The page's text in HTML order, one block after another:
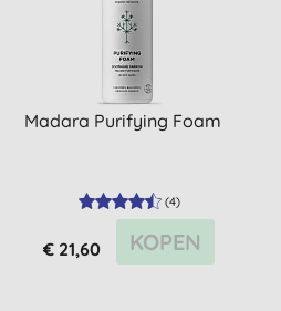
Madara Purifying Foam
(4)
€ 21,60 KOPEN